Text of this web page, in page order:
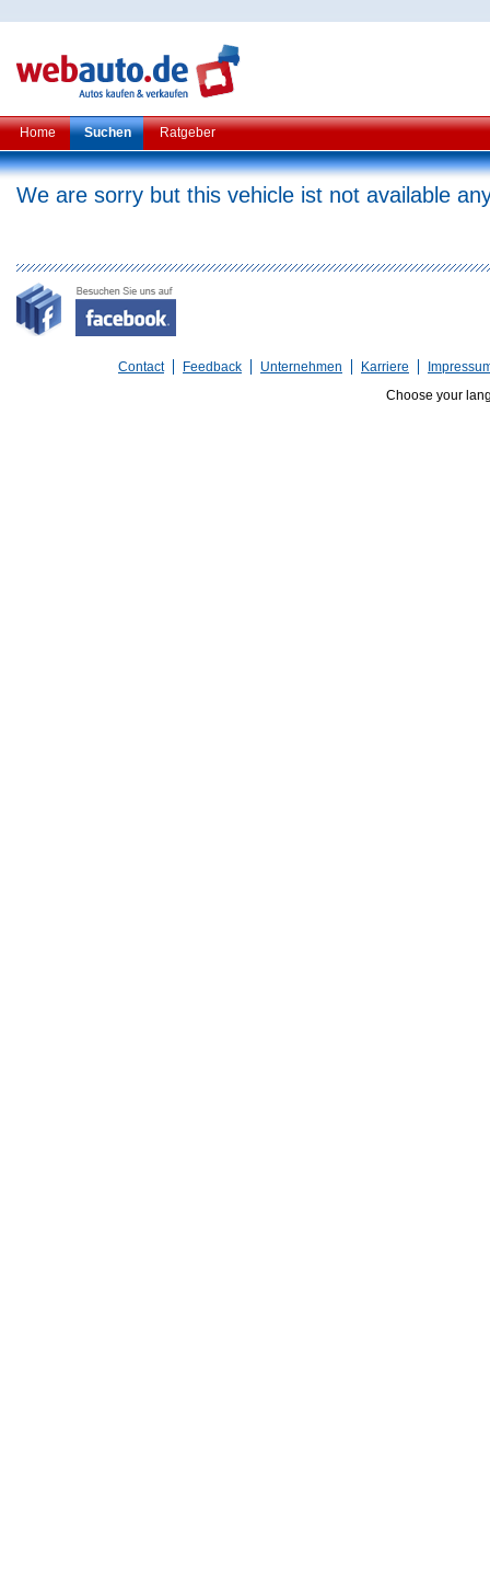
Home Suchen Ratgeber
We are sorry but this vehicle ist not available
Contact Feedback Unternehmen Karriere
Choose your